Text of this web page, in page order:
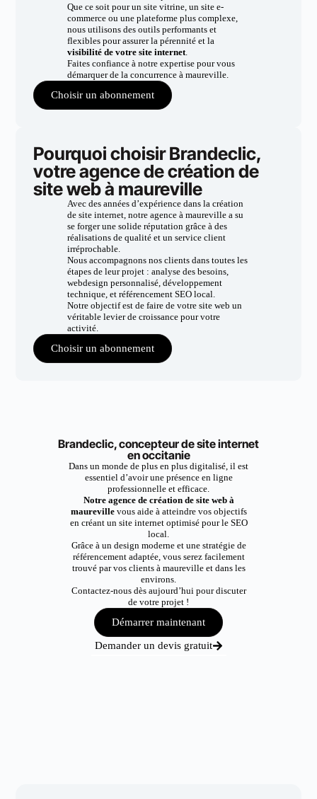
Que ce soit pour un site vitrine, un site e-
commerce ou une plateforme plus complexe,
nous utilisons des outils performants et
flexibles pour assurer la pérennité et la
visibilité de votre site internet.
Faites confiance à notre expertise pour vous
démarquer de la concurrence à maureville.
Choisir un abonnement
Pourquoi choisir Brandeclic,
votre agence de création de
site web à maureville
Avec des années d’expérience dans la création
de site internet, notre agence à maureville a su
se forger une solide réputation grâce à des
réalisations de qualité et un service client
irréprochable.
Nous accompagnons nos clients dans toutes les
étapes de leur projet : analyse des besoins,
webdesign personnalisé, développement
technique, et référencement SEO local.
Notre objectif est de faire de votre site web un
véritable levier de croissance pour votre
activité.
Choisir un abonnement
Brandeclic, concepteur de site internet
en occitanie
Dans un monde de plus en plus digitalisé, il est
essentiel d’avoir une présence en ligne
professionnelle et efficace.
Notre agence de création de site web à
maurevillevous aide à atteindre vos objectifs
en créant un site internet optimisé pour le SEO
local.
Grâce à un design moderne et une stratégie de
référencement adaptée, vous serez facilement
trouvé par vos clients à maureville et dans les
environs.
Contactez-nous dès aujourd’hui pour discuter
de votre projet !
Démarrer maintenant
Demander un devis gratuit